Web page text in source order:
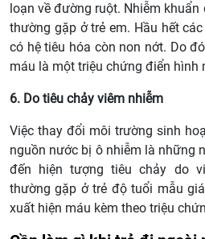
loạn về đường ruột. Nhiễm
thường gặp ở trẻ em. Hầu hết
có hệ tiêu hóa còn non nớt. Do
máu là một triệu chứng điển hình
6. Do tiêu chảy viêm nhiễm
Việc thay đổi môi trường sinh
nguồn nước bị ô nhiễm là những
đến hiện tượng tiêu chảy do
thường gặp ở trẻ độ tuổi mẫu
xuất hiện máu kèm theo triệu